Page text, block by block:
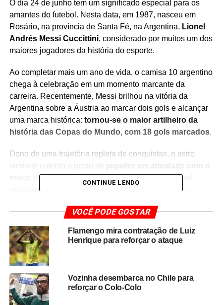
O dia 24 de junho tem um significado especial para os
amantes do futebol. Nesta data, em 1987, nasceu em
Rosário, na província de Santa Fé, na Argentina, Lionel
Andrés Messi Cuccittini, considerado por muitos um dos
maiores jogadores da história do esporte.
Ao completar mais um ano de vida, o camisa 10 argentino
chega à celebração em um momento marcante da
carreira. Recentemente, Messi brilhou na vitória da
Argentina sobre a Áustria ao marcar dois gols e alcançar
uma marca histórica: tornou-se o maior artilheiro da
história das Copas do Mundo, com 18 gols marcados.
Dono de uma trajetória repleta de conquistas, o astro
maior número de títulos conquistados no futebol
mundial, acumulando impressionantes 48 troféus ao
o argentino demonstrou que sua principal preocupação
não está apenas em aumentar a coleção de títulos.
Após a partida, Messi aproveitou o momento para fazer
uma reflexão sobre sua trajetória e o futuro. O craque
carreira e valorizou tudo o que construiu dentro e fora dos
gramados ao longo dos anos.
CONTINUE LENDO
VOCÊ PODE GOSTAR
Flamengo mira contratação de Luiz
Henrique para reforçar o ataque
Vozinha desembarca no Chile para
reforçar o Colo-Colo